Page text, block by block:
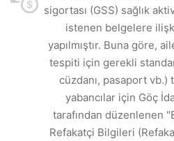
sigortası (GSS) sağlık
istenen belgelere
yapılmıştır. Buna göre,
tespiti için gerekli
cüzdanı, pasaport vb.)
yabancılar için Göç
tarafından düzenlenen
Refakatçi Bilgileri